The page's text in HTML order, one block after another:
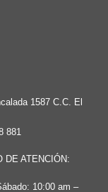
1587 C.C. El
881
DE ATENCIÓN:
10:00 am –